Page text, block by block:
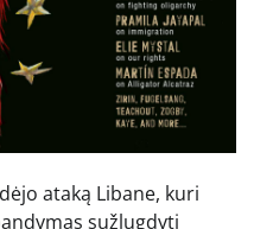
ataką Libane, kuri
sužlugdyti